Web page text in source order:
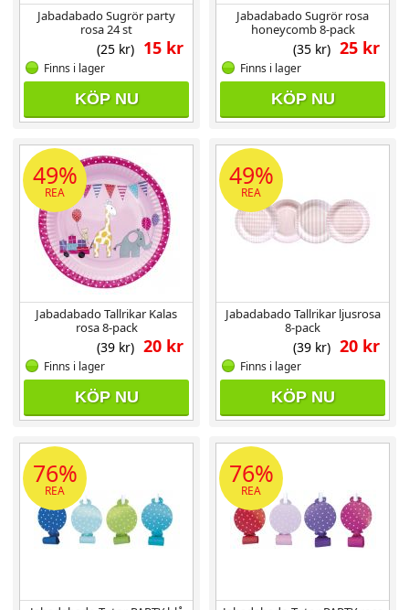
Jabadabado Sugrör party
rosa 24 st
15 kr
(25 kr)
Finns i lager
KÖP NU
Jabadabado Sugrör rosa
honeycomb 8-pack
25 kr
(35 kr)
Finns i lager
KÖP NU
49%
REA
Jabadabado Tallrikar Kalas
rosa 8-pack
20 kr
(39 kr)
Finns i lager
KÖP NU
49%
REA
Jabadabado Tallrikar ljusrosa
8-pack
20 kr
(39 kr)
Finns i lager
KÖP NU
76%
REA
76%
REA